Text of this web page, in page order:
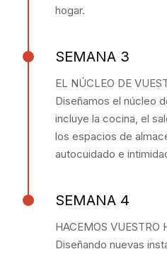
hogar.
SEMANA 3
EL NÚCLEO DE
Diseñamos el núcleo
incluye la cocina, el
los espacios de
autocuidado e
SEMANA 4
HACEMOS VUESTRO
Diseñando nuevas